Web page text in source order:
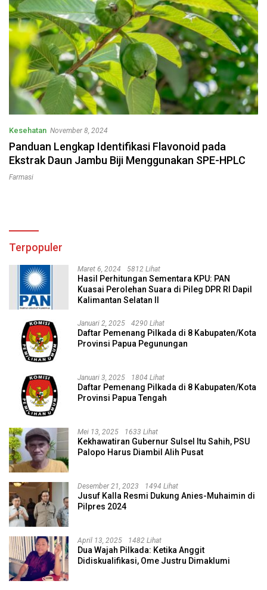
Kesehatan November 8, 2024
Panduan Lengkap Identifikasi Flavonoid pada
Ekstrak Daun Jambu Biji Menggunakan SPE-HPLC
Farmasi
Terpopuler
Maret 6, 2024 5812 Lihat
Hasil Perhitungan Sementara KPU: PAN
Kuasai Perolehan Suara di Pileg DPR RI Dapil
Kalimantan Selatan II
Januari 2, 2025 4290 Lihat
Daftar Pemenang Pilkada di 8 Kabupaten/Kota
Provinsi Papua Pegunungan
Januari 3, 2025 1804 Lihat
Daftar Pemenang Pilkada di 8 Kabupaten/Kota
Provinsi Papua Tengah
Mei 13, 2025 1633 Lihat
Kekhawatiran Gubernur Sulsel Itu Sahih, PSU
Palopo Harus Diambil Alih Pusat
Desember 21, 2023 1494 Lihat
Jusuf Kalla Resmi Dukung Anies-Muhaimin di
Pilpres 2024
April 13, 2025 1482 Lihat
Dua Wajah Pilkada: Ketika Anggit
Didiskualifikasi, Ome Justru Dimaklumi